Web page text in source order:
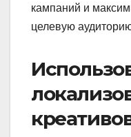
кампаний и
целевую